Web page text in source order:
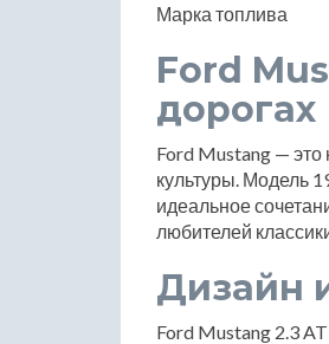
Марка топлива
Ford
дорогах
Ford Mustang — это
культуры. Модель
идеальное
любителей
Дизайн
Ford Mustang 2.3